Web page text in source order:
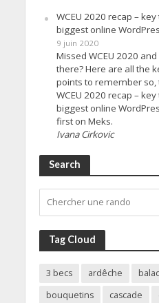
WCEU 2020 recap –
biggest online
9 juin 2020
Missed WCEU 2020
there? Here are all the
points to remember so,
WCEU 2020 recap –
biggest online
first on Meks.
Ivana Cirkovic
Search
Tag Cloud
3 becs ardêche
bouquetins
cascade